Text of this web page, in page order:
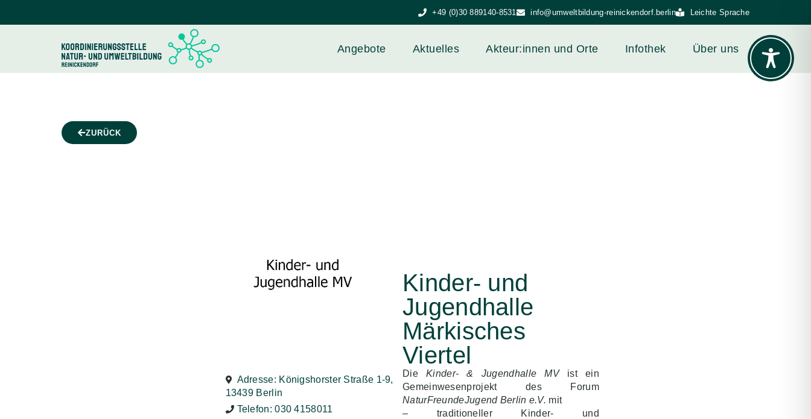
+49 (0)30 889140-8531 info@umweltbildung-reinickendorf.berlin Leichte Sprache
Angebote Aktuelles Akteur:innen und Orte Infothek Über uns
ZURÜCK
Adresse: Königshorster Straße 1-9,
13439 Berlin
Telefon: 030 4158011
Kinder- und
Jugendhalle
Märkisches
Viertel
DieKinder- & Jugendhalle MVist ein
Gemeinwesenprojekt des Forum
NaturFreundeJugend Berlin e.V. mit
– traditioneller Kinder- und